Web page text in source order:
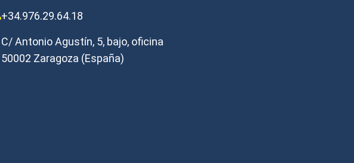
+34.976.29.64.18
C/ Antonio Agustín, 5, bajo, oficina
50002 Zaragoza (España)